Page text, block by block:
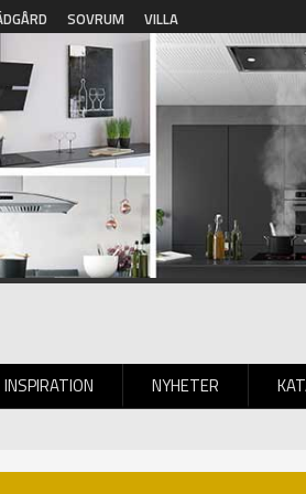
SOVRUM VILLA
INSPIRATION NYHETER